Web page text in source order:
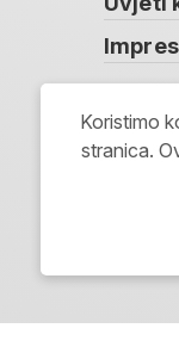
Koristimo
stranica.